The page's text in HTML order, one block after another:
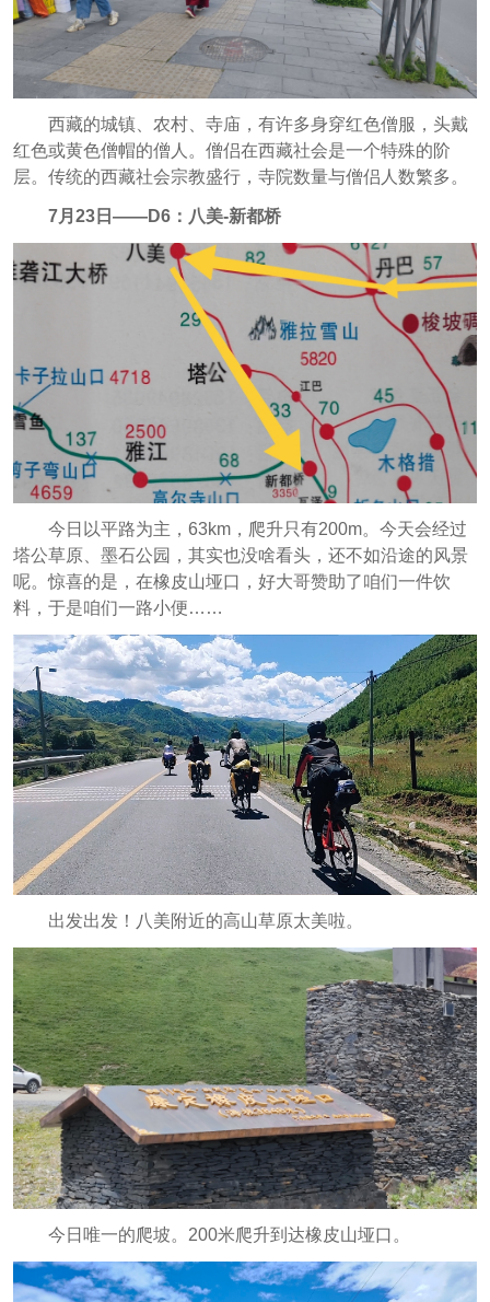
西藏的城镇、农村、寺庙，有许多身穿红色僧服，头戴
红色或黄色僧帽的僧人。僧侣在西藏社会是一个特殊的阶
层。传统的西藏社会宗教盛行，寺院数量与僧侣人数繁多。
7月23日——D6：八美-新都桥
今日以平路为主，63km，爬升只有200m。今天会经过
塔公草原、墨石公园，其实也没啥看头，还不如沿途的风景
呢。惊喜的是，在橡皮山垭口，好大哥赞助了咱们一件饮
料，于是咱们一路小便……
出发出发！八美附近的高山草原太美啦。
今日唯一的爬坡。200米爬升到达橡皮山垭口。